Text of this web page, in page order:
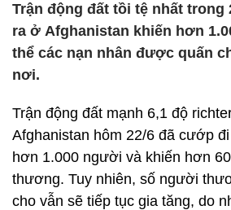
Trận động đất tồi tệ nhất trong
ra ở Afghanistan khiến hơn
thể các nạn nhân được quấn
nơi.
Trận động đất mạnh 6,1 độ
Afghanistan hôm 22/6 đã cướp
hơn 1.000 người và khiến hơn
thương. Tuy nhiên, số người
cho vẫn sẽ tiếp tục gia tăng, do